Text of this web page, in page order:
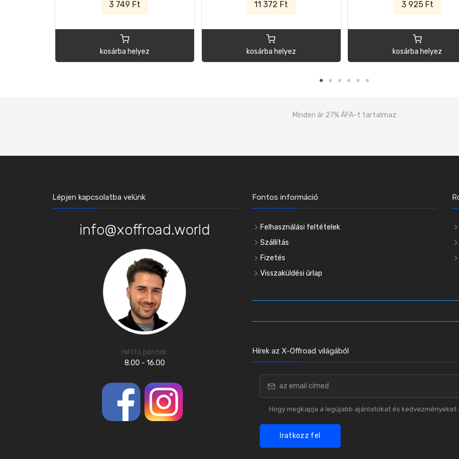
3 749 Ft
kosárba helyez
11 372 Ft
kosárba helyez
3 925 Ft
kosárba helyez
Minden ár 27% ÁFA-t tartalmaz
Lépjen kapcsolatba velünk
info@xoffroad.world
Hétfő péntek:
8.00 - 16.00
Fontos információ
Felhasználási feltételek
Szállítás
Fizetés
Visszaküldési űrlap
Hírek az X-Offroad világából
Hogy megkapja a legújabb ajánlatokat és kedvezményeket
Iratkozz fel